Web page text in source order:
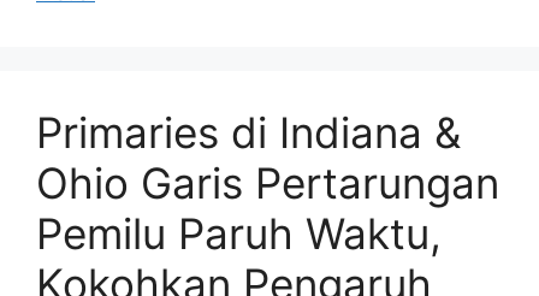
Primaries di Indiana &
Ohio Garis Pertarungan
Pemilu Paruh Waktu,
Kokohkan Pengaruh